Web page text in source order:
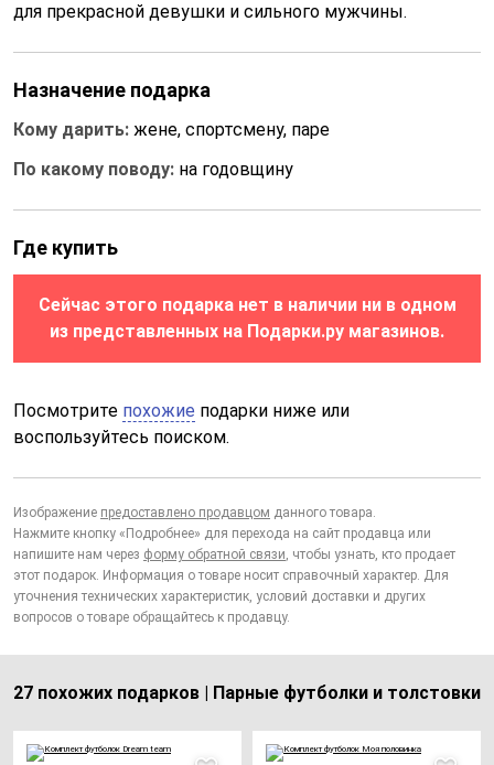
для прекрасной девушки и сильного мужчины.
Назначение подарка
Кому дарить: жене, спортсмену, паре
По какому поводу: на годовщину
Где купить
Сейчас этого подарка нет в наличии ни в одном
из представленных на Подарки.ру магазинов.
Посмотрите похожие подарки ниже или
воспользуйтесь поиском.
Изображение предоставлено продавцом данного товара.
Нажмите кнопку «Подробнее» для перехода на сайт продавца или
напишите нам через форму обратной связи, чтобы узнать, кто продает
этот подарок. Информация о товаре носит справочный характер. Для
уточнения технических характеристик, условий доставки и других
вопросов о товаре обращайтесь к продавцу.
27 похожих подарков | Парные футболки и толстовки